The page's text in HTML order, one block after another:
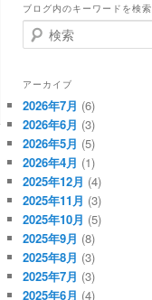
ブログ内のキーワードを検索
検
索
アーカイブ
2026年7月 (6)
2026年6月 (3)
2026年5月 (5)
2026年4月 (1)
2025年12月 (4)
2025年11月 (3)
2025年10月 (5)
2025年9月 (8)
2025年8月 (3)
2025年7月 (3)
2025年6月 (4)